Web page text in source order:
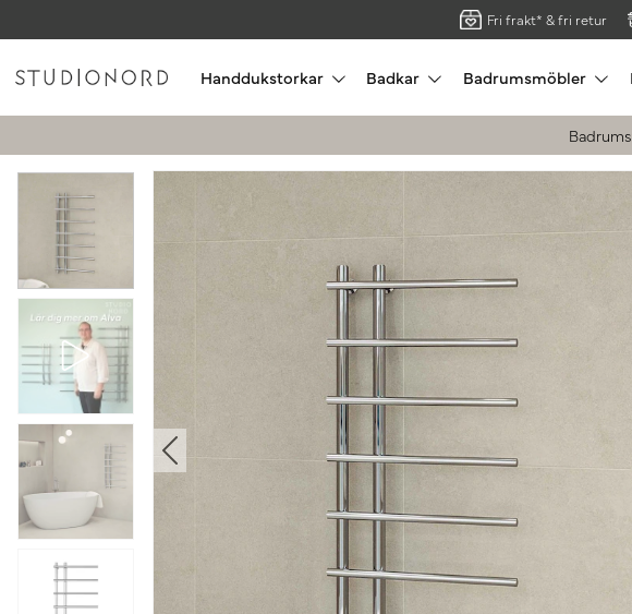
Fri frakt* & fri retur
Handdukstorkar Badkar Badrumsmöbler